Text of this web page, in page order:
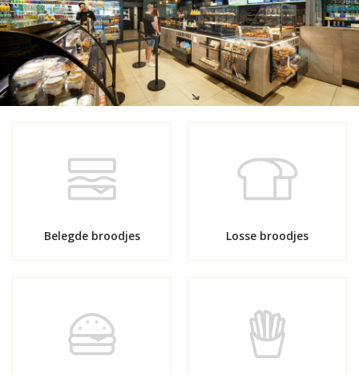
Belegde broodjes Losse broodjes